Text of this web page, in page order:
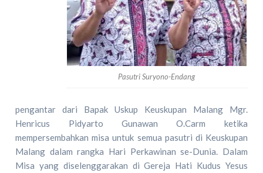
Pasutri Suryono-Endang
pengantar dari Bapak Uskup Keuskupan Malang Mgr.
Henricus Pidyarto Gunawan O.Carm ketika
mempersembahkan misa untuk semua pasutri di Keuskupan
Malang dalam rangka Hari Perkawinan se-Dunia. Dalam
Misa yang diselenggarakan di Gereja Hati Kudus Yesus